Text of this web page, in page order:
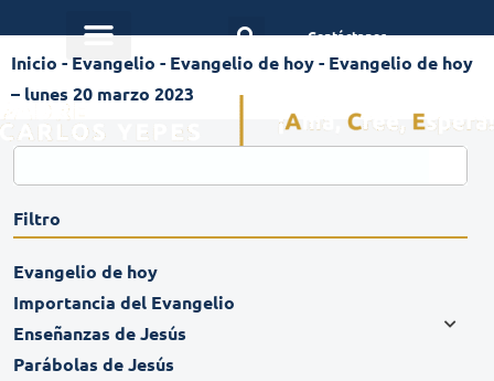
Contáctanos
Inicio - Evangelio - Evangelio de hoy- Evangelio de hoy
– lunes 20 marzo 2023
Filtro
Evangelio de hoy
Importancia del Evangelio
Enseñanzas de Jesús
Parábolas de Jesús